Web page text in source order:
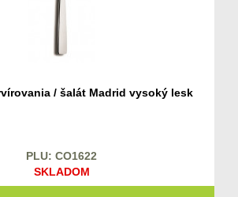
/ šalát Madrid vysoký lesk
PLU: CO1622
SKLADOM